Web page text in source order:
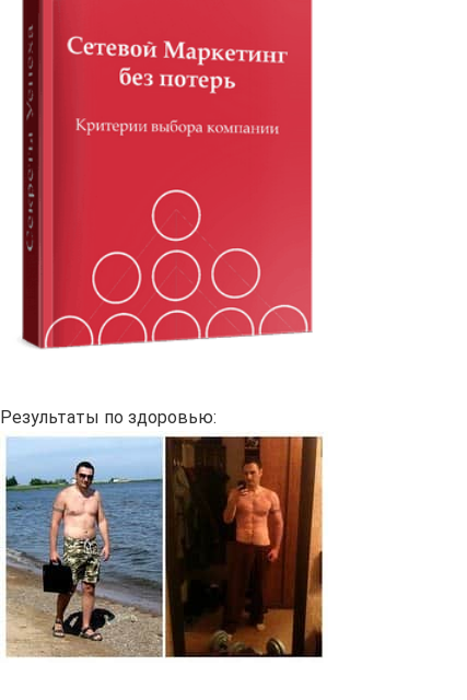
Результаты по здоровью: